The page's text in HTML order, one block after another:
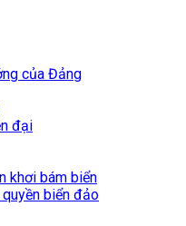
của Đảng
đại
khơi bám biển
biển đảo